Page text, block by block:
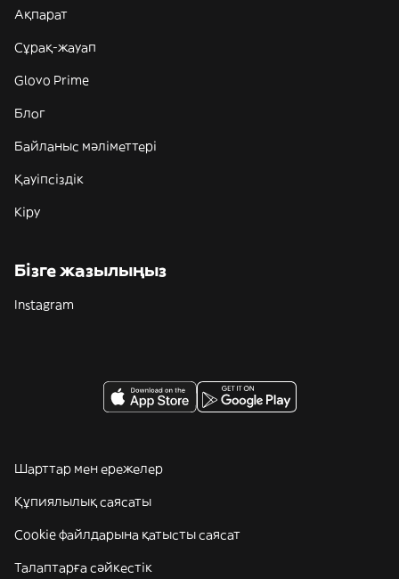
Ақпарат
Сұрақ-жауап
Glovo Prime
Блог
Байланыс мәліметтері
Қауіпсіздік
Кіру
Бізге жазылыңыз
Instagram
Шарттар мен ережелер
Құпиялылық саясаты
Cookie файлдарына қатысты саясат
Талаптарға сәйкестік